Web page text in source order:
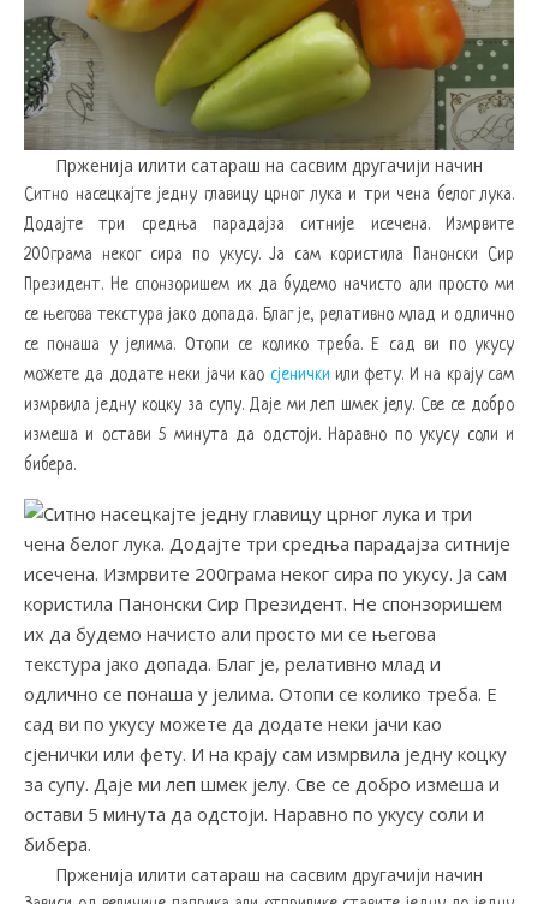
Прженија илити сатараш на сасвим другачији начин
Ситно насецкајте једну главицу црног лука и три чена белог лука.
Додајте три средња парадајза ситније исечена. Измрвите
200грама неког сира по укусу. Ја сам користила Панонски Сир
Президент. Не спонзоришем их да будемо начисто али просто ми
се његова текстура јако допада. Благ је, релативно млад и одлично
се понаша у јелима. Отопи се колико треба. Е сад ви по укусу
можете да додате неки јачи као сјенички или фету. И на крају сам
измрвила једну коцку за супу. Даје ми леп шмек јелу. Све се добро
измеша и остави 5 минута да одстоји. Наравно по укусу соли и
бибера.
Прженија илити сатараш на сасвим другачији начин